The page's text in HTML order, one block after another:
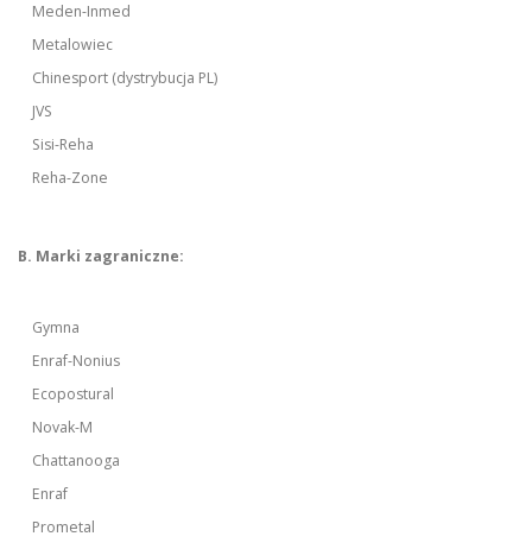
Meden-Inmed
Metalowiec
Chinesport (dystrybucja PL)
JVS
Sisi-Reha
Reha-Zone
B. Marki zagraniczne:
Gymna
Enraf-Nonius
Ecopostural
Novak-M
Chattanooga
Enraf
Prometal